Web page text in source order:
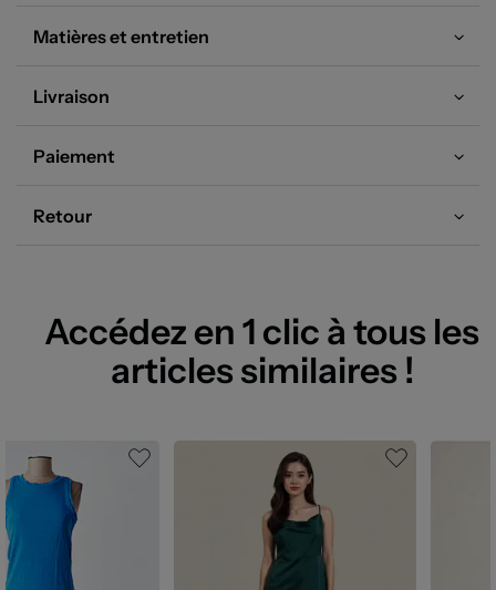
Matières et entretien
Livraison
Paiement
Retour
Accédez en 1 clic à tous les
articles similaires !